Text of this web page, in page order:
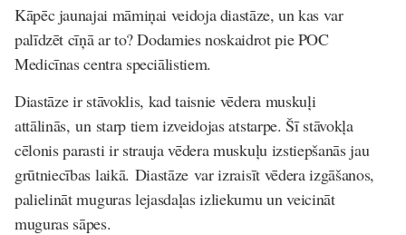
Kāpēc jaunajai māmiņai veidoja diastāze, un kas var
palīdzēt cīņā ar to? Dodamies noskaidrot pie POC
Medicīnas centra speciālistiem.
Diastāze ir stāvoklis, kad taisnie vēdera muskuļi
attālinās, un starp tiem izveidojas atstarpe. Šī stāvokļa
cēlonis parasti ir strauja vēdera muskuļu izstiepšanās jau
grūtniecības laikā. Diastāze var izraisīt vēdera izgāšanos,
palielināt muguras lejasdaļas izliekumu un veicināt
muguras sāpes.